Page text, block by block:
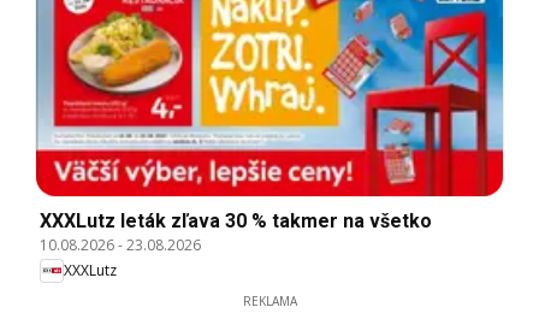
XXXLutz leták zľava 30 % takmer na všetko
10.08.2026-23.08.2026
XXXLutz
REKLAMA